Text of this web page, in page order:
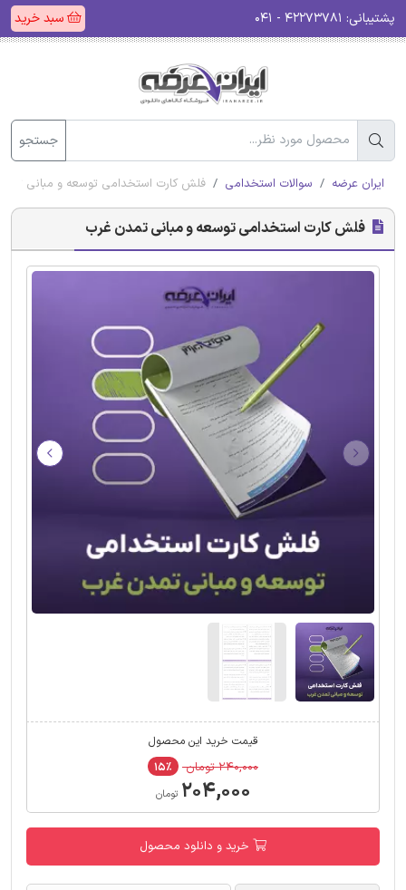
پشتیبانی: سبد خرید
جستجو
ایران عرضه سوالات استخدامی فلش کارت استخدامی توسعه و مبانی
فلش کارت استخدامی توسعه و مبانی تمدن غرب
قیمت خرید این محصول
۲۴۰,۰۰۰ تومان ۱۵٪
۲۰۴,۰۰۰ تومان
خرید و دانلود محصول